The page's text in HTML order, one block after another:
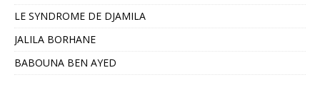
LE SYNDROME DE DJAMILA
JALILA BORHANE
BABOUNA BEN AYED